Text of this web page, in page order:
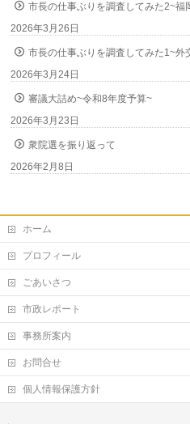
市長の仕事ぶりを調査してみた2~福
2026年3月26日
市長の仕事ぶりを調査してみた1~外
2026年3月24日
審議大詰め~令和8年度予算~
2026年3月23日
衆院選を振り返って
2026年2月8日
ホーム
プロフィール
ごあいさつ
市政レポート
事務所案内
お問合せ
個人情報保護方針